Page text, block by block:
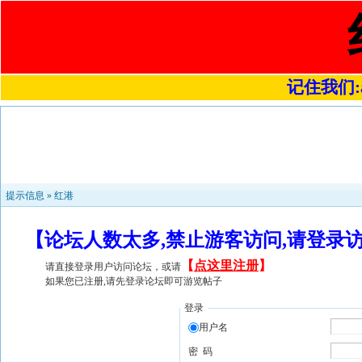
记住我们
提示信息 » 红港
【论坛人数太多,禁止游客访问,请登
请直接登录用户访问论坛，或请 【 点这里注册】
如果您已注册,请先登录论坛即可游览帖子
登录
用户名
密 码